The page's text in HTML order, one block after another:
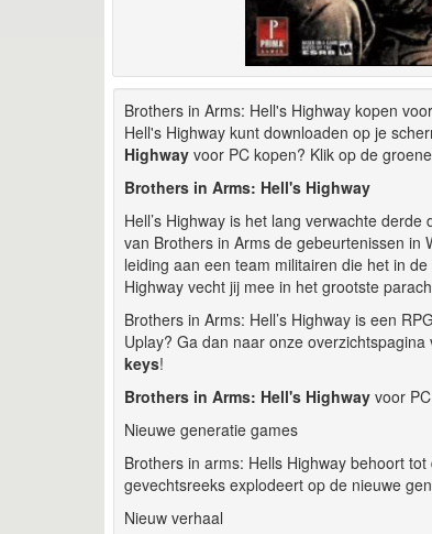
Brothers in Arms: Hell's Highway kopen
Hell's Highway kunt downloaden op je
Highwayvoor PC kopen? Klik op de
Brothers in Arms: Hell's Highway
Hell’s Highway is het lang verwachte
van Brothers in Arms de gebeurtenissen in
leiding aan een team militairen die het in
Highway vecht jij mee in het grootste
Brothers in Arms: Hell’s Highway is een
Uplay? Ga dan naar onze
keys!
Brothers in Arms: Hell's Highwayvoor
Nieuwe generatie games
Brothers in arms: Hells Highway behoort
gevechtsreeks explodeert op de nieuwe
Nieuw verhaal